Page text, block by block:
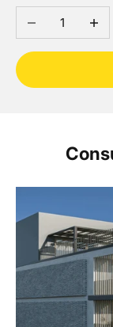
Diminuir a